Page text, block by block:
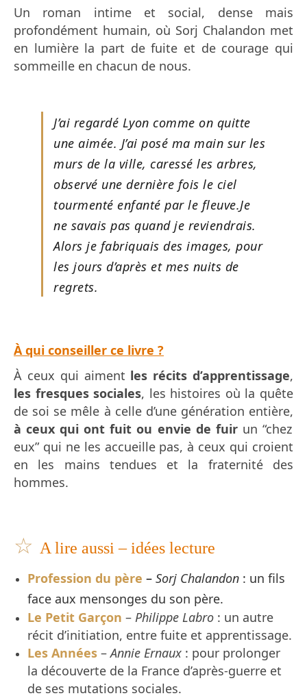
Un roman intime et social, dense mais
profondément humain, où Sorj Chalandon met
en lumière la part de fuite et de courage qui
sommeille en chacun de nous.
J’ai regardé Lyon comme on quitte
une aimée. J’ai posé ma main sur les
murs de la ville, caressé les arbres,
observé une dernière fois le ciel
tourmenté enfanté par le fleuve.Je
ne savais pas quand je reviendrais.
Alors je fabriquais des images, pour
les jours d’après et mes nuits de
regrets.
À qui conseiller ce livre ?
À ceux qui aiment les récits d’apprentissage,
les fresques sociales, les histoires où la quête
de soi se mêle à celle d’une génération entière,
à ceux qui ont fuit ou envie de fuirun “chez
eux” qui ne les accueille pas, à ceux qui croient
en les mains tendues et la fraternité des
hommes.
☆ A lire aussi – idées lecture
Profession du père – Sorj Chalandon : un fils
face aux mensonges du son père.
Le Petit Garçon – Philippe Labro : un autre
récit d’initiation, entre fuite et apprentissage.
Les Années –Annie Ernaux : pour prolonger
la découverte de la France d’après-guerre et
de ses mutations sociales.